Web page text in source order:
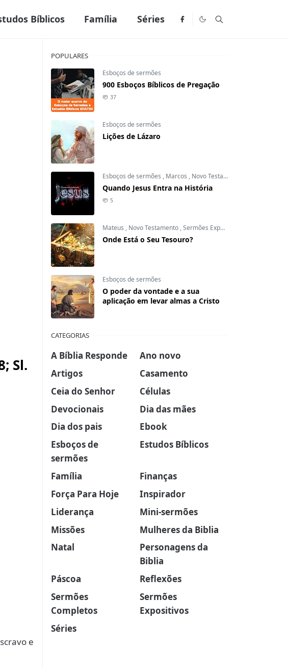
Bíblicos Família Séries
Sl.
e
POPULARES
Esboços de sermões
900 Esboços Bíblicos de Pregação
37
Esboços de sermões
Lições de Lázaro
Esboços de sermões , Marcos , Novo Testamento
Quando Jesus Entra na História
5
Mateus , Novo Testamento ,Sermões Expositivos
Onde Está o Seu Tesouro?
Esboços de sermões
O poder da vontade e a sua
aplicação em levar almas a Cristo
CATEGORIAS
A Bíblia Responde
Ano novo
Artigos
Casamento
Ceia do Senhor
Células
Devocionais
Dia das mães
Dia dos pais
Ebook
Esboços de
sermões
Estudos Bíblicos
Família
Finanças
Força Para Hoje
Inspirador
Liderança
Mini-sermões
Missões
Mulheres da Biblia
Natal
Personagens da
Biblia
Páscoa
Reflexões
Sermões
Completos
Sermões
Expositivos
Séries